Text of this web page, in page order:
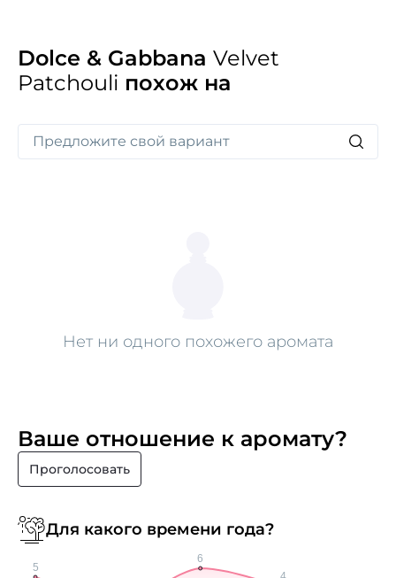
Dolce & Gabbana Velvet
Patchouli похож на
Нет ни одного похожего аромата
Ваше отношение к аромату?
Проголосовать
Для какого времени года?